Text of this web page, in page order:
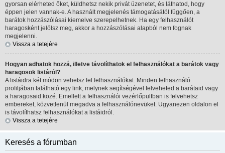
gyorsan elérheted őket, küldhetsz nekik privát üzenetet, és láthatod, hogy
éppen jelen vannak-e. A használt megjelenés támogatásától függően, a
barátok hozzászólásai kiemelve szerepelhetnek. Ha egy felhasználót
haragosként jelölsz meg, akkor a hozzászólásai alapból nem fognak
megjelenni.
Vissza a tetejére
Hogyan adhatok hozzá, illetve távolíthatok el felhasználókat a barátok vagy
haragosok listáról?
A listáidra két módon vehetsz fel felhasználókat. Minden felhasználó
profiljában található egy link, melynek segítségével felveheted a barátaid vagy
a haragosaid közé. Emellett a felhasználói vezérlőpultban is felvehetsz
embereket, közvetlenül megadva a felhasználónevüket. Ugyanezen oldalon el
is távolíthatsz felhasználókat a listáidról.
Vissza a tetejére
Keresés a fórumban